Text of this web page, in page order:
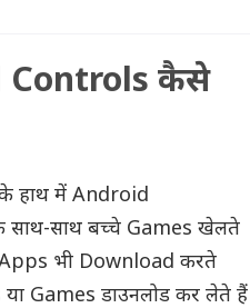
Controls कैसे
के हाथ में Android
साथ-साथ बच्चे Games खेलते
भी Download करते
Games डाउनलोड कर लेते हैं